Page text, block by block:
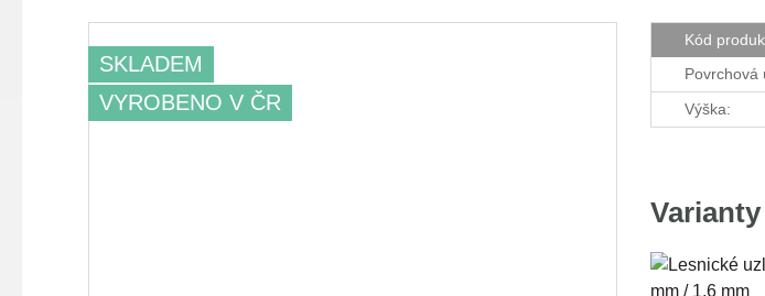
SKLADEM
VYROBENO V ČR
Kód
Povrchová
Výška: